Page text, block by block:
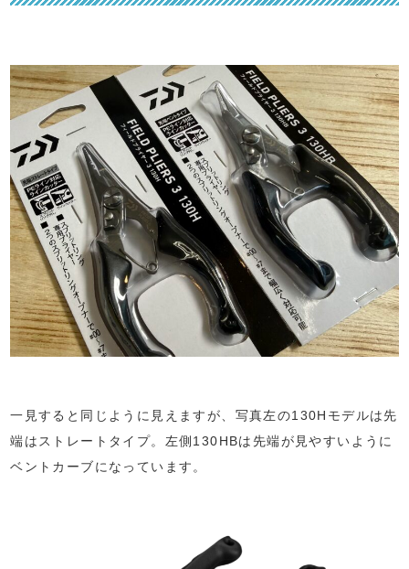
一見すると同じように見えますが、写真左の130Hモデルは先
端はストレートタイプ。左側130HBは先端が見やすいように
ベントカーブになっています。